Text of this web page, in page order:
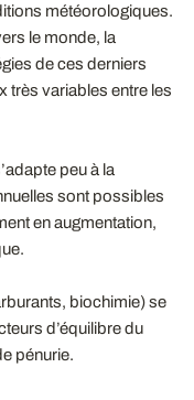
météorologiques.
le monde, la
de ces derniers
très variables entre les
peu à la
sont possibles
en augmentation,
biochimie) se
d’équilibre du
pénurie.